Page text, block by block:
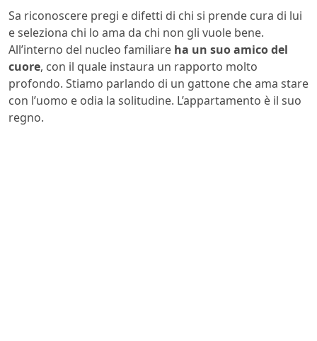
Sa riconoscere pregi e difetti di chi si prende cura di lui
e seleziona chi lo ama da chi non gli vuole bene.
All’interno del nucleo familiare ha un suo amico del
cuore, con il quale instaura un rapporto molto
profondo. Stiamo parlando di un gattone che ama stare
con l’uomo e odia la solitudine. L’appartamento è il suo
regno.